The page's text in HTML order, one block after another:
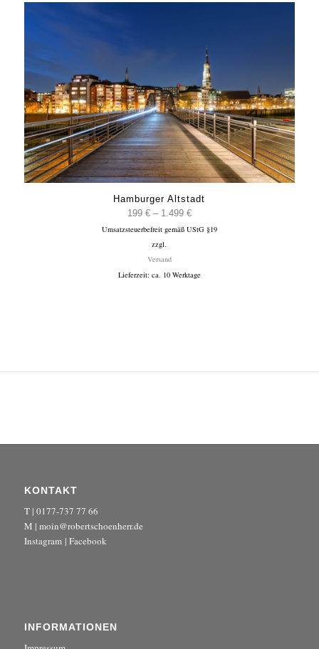
Hamburger Altstadt
199 € – 1.499 €Preisspanne:
199 €
Umsatzsteuerbefreit gemäß UStG §19
zzgl.
Versand
Lieferzeit: ca. 10 Werktage
KONTAKT
T | 0177-737 77 66
M | moin@robertschoenherr.de
Instagram| Facebook
INFORMATIONEN